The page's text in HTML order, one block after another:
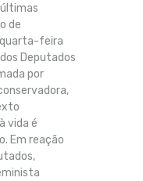
de
feira
Deputados
por
vida é
Em reação